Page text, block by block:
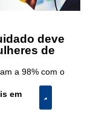
deve
de
a 98% com o
em